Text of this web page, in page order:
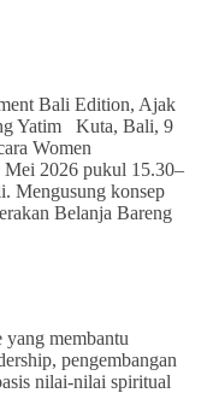
Bali Edition, Ajak
Yatim Kuta, Bali, 9
Women
2026 pukul 15.30–
Mengusung konsep
Belanja Bareng
membantu
pengembangan
nilai-nilai spiritual